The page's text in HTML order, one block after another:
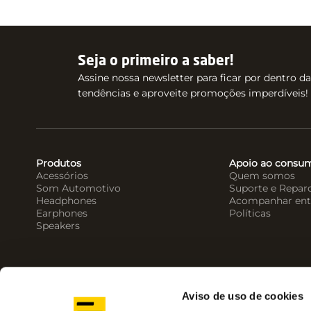
Aviso de uso de cookies
Seja o primeiro a saber!
Assine nossa newsletter para ficar por dentro
tendências e aproveite promoções imperdíveis!
Produtos
Acessórios
Som Automotivo
Headphones
Earphones
Speakers
Apoio ao
Quem somos
Suporte e
Acompanhar
Políticas